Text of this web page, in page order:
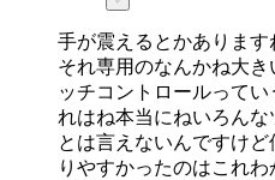
手が震えるとかありま
それ専用のなんかね大
ッチコントロールって
れはね本当にねいろん
とは言えないんですけ
りやすかったのはこれ